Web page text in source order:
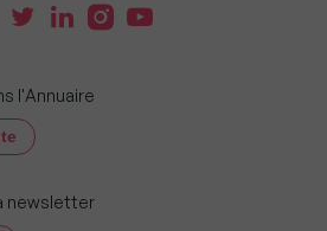
l'Annuaire
newsletter